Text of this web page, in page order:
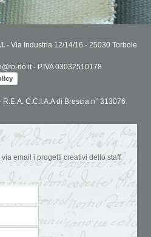
- Via Industria 12/14/16 - 25030 Torbole
do.it - P.IVA 03032510178
C.C.I.A.A di Brescia n° 313076
email i progetti creativi dello staff